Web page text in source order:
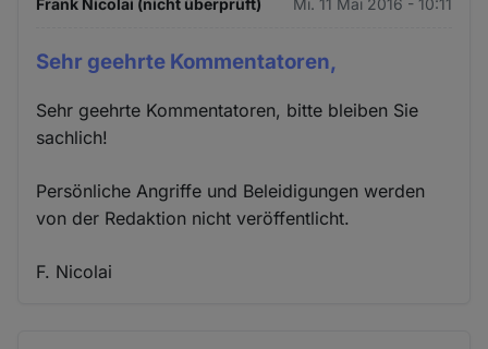
Sehr geehrte Kommentatoren,
Sehr geehrte Kommentatoren, bitte bleiben Sie
sachlich!
Persönliche Angriffe und Beleidigungen werden
von der Redaktion nicht veröffentlicht.
F. Nicolai